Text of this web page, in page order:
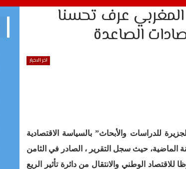
المغربي عرف تحسنا
الصاعدة
اخر الاخبار
للدراسات والأبحاث” بالسياسة الاقتصادية
حيث سجل التقرير ، الصادر في الثامن
الوطني والانتقال من دائرة تأثير الريع